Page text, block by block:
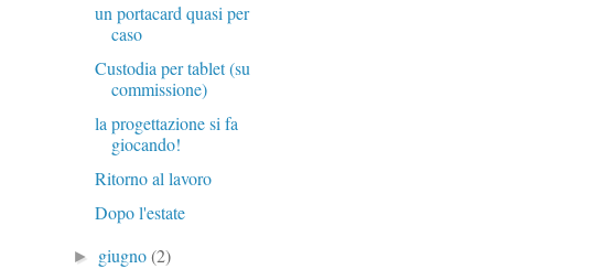
un portacard quasi per
caso
Custodia per tablet (su
commissione)
la progettazione si fa
giocando!
Ritorno al lavoro
Dopo l'estate
► giugno(2)